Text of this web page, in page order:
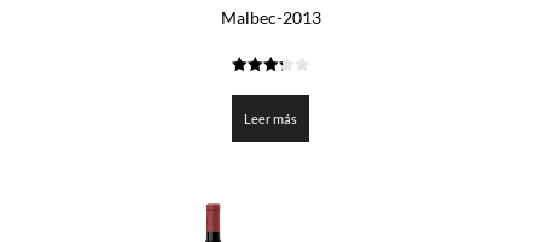
Malbec-2013
de 5
Leer más